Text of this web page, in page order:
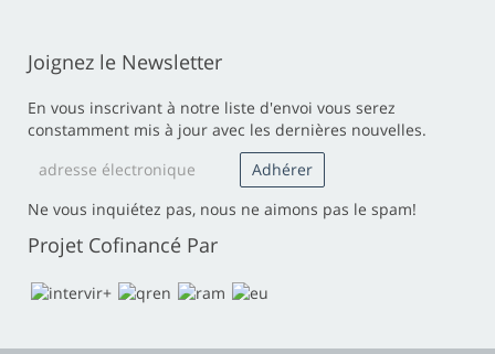
Joignez le Newsletter
En vous inscrivant à notre liste d'envoi vous serez
constamment mis à jour avec les dernières nouvelles.
Ne vous inquiétez pas, nous ne aimons pas le spam!
Projet Cofinancé Par